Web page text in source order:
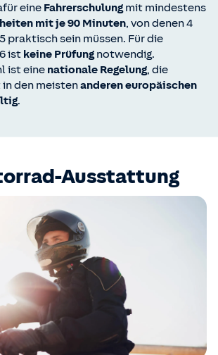
eine Fahrerschulungmit mindestens
mit je 90 Minuten, von denen 4
praktisch sein müssen. Für die
ist keine Prüfungnotwendig.
ist eine nationale Regelung, die
den meistenanderen europäischen
.
Ausstattung